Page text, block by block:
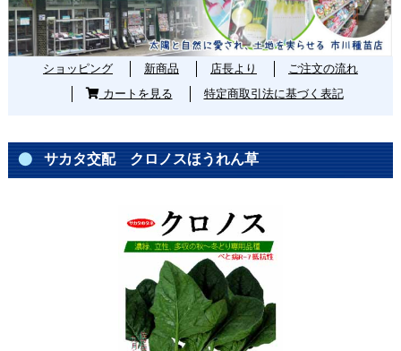
ショッピング 新商品 店長より
ご注文の流れ
カートを見る
特定商取引法に基づく表記
サカタ交配 クロノスほうれん草